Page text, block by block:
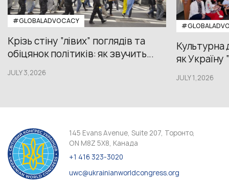
#GLOBALADVOCACY
Крізь стіну “лівих” поглядів та
обіцянок політиків: як звучить...
JULY 3,2026
Культурна
як
JULY 1,2026
145 Evans Avenue, Suite 207, Торонто,
ON M8Z 5X8, Канада
+1 416 323-3020
uwc@ukrainianworldcongress.org